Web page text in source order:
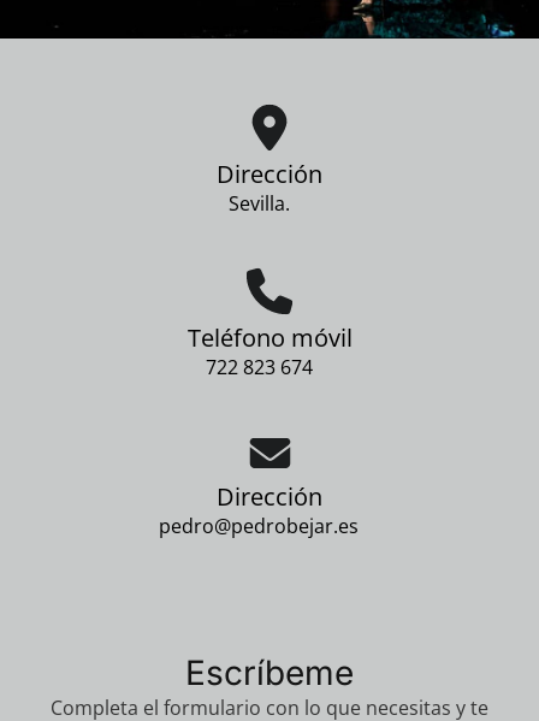
Dirección
Sevilla.
Teléfono móvil
722 823 674
Dirección
pedro@pedrobejar.es
Escríbeme
Completa el formulario con lo que necesitas y te